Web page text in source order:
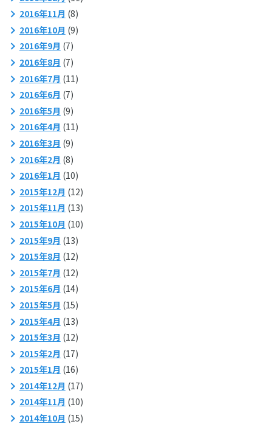
2016年11月 (8)
2016年10月 (9)
2016年9月 (7)
2016年8月 (7)
2016年7月 (11)
2016年6月 (7)
2016年5月 (9)
2016年4月 (11)
2016年3月 (9)
2016年2月 (8)
2016年1月 (10)
2015年12月 (12)
2015年11月 (13)
2015年10月 (10)
2015年9月 (13)
2015年8月 (12)
2015年7月 (12)
2015年6月 (14)
2015年5月 (15)
2015年4月 (13)
2015年3月 (12)
2015年2月 (17)
2015年1月 (16)
2014年12月 (17)
2014年11月 (10)
2014年10月 (15)